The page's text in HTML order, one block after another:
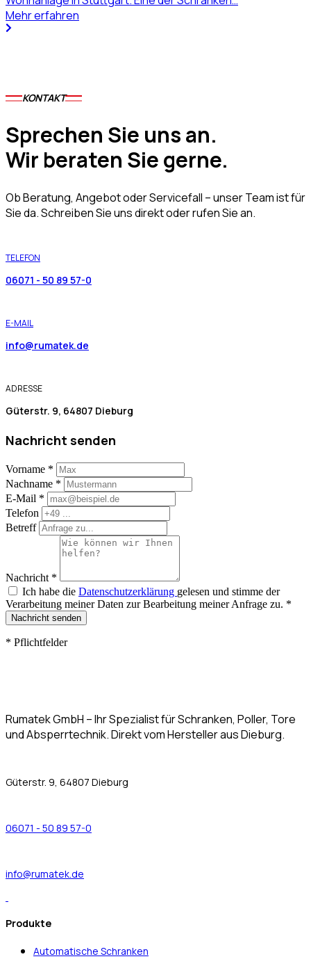
Mehr erfahren
KONTAKT
Sprechen Sie uns an.
Wir beraten Sie gerne.
Ob Beratung, Angebot oder Servicefall – unser Team ist für
Sie da. Schreiben Sie uns direkt oder rufen Sie an.
TELEFON
06071 - 50 89 57-0
E-MAIL
info@rumatek.de
ADRESSE
Güterstr. 9, 64807 Dieburg
Nachricht senden
Vorname *
Nachname *
E-Mail *
Telefon
Betreff
Nachricht *
Ich habe die Datenschutzerklärung gelesen und stimme der
Verarbeitung meiner Daten zur Bearbeitung meiner Anfrage zu. *
Nachricht senden
* Pflichtfelder
Rumatek GmbH – Ihr Spezialist für Schranken, Poller, Tore
und Absperrtechnik. Direkt vom Hersteller aus Dieburg.
Güterstr. 9, 64807 Dieburg
06071 - 50 89 57-0
info@rumatek.de
Produkte
Automatische Schranken